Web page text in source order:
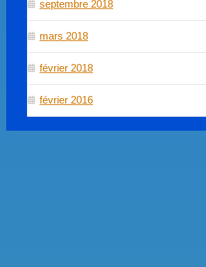
septembre 2018
mars 2018
février 2018
février 2016